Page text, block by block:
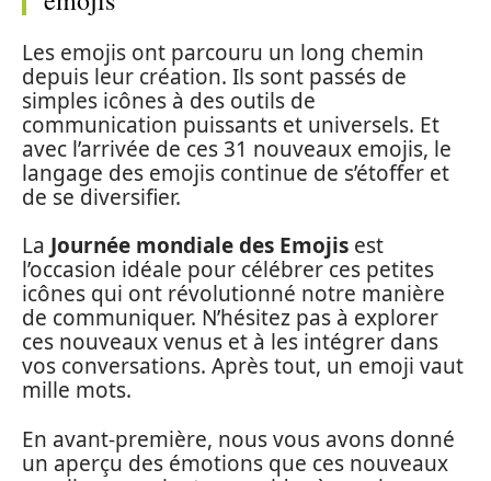
Les emojis ont parcouru un long chemin
depuis leur création. Ils sont passés de
simples icônes à des outils de
communication puissants et universels. Et
avec l’arrivée de ces 31 nouveaux emojis, le
langage des emojis continue de s’étoffer et
de se diversifier.
La Journée mondiale des Emojis est
l’occasion idéale pour célébrer ces petites
icônes qui ont révolutionné notre manière
de communiquer. N’hésitez pas à explorer
ces nouveaux venus et à les intégrer dans
vos conversations. Après tout, un emoji vaut
mille mots.
En avant-première, nous vous avons donné
un aperçu des émotions que ces nouveaux